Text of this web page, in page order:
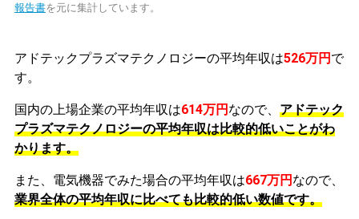
報告書を元に集計しています。
アドテックプラズマテクノロジーの平均年収は526万円 で
す。
国内の上場企業の平均年収は614万円 なので、 アドテック
プラズマテクノロジーの平均年収は比較的低いことがわ
かります。
また、電気機器でみた場合の平均年収は667万円 なので、
業界全体の平均年収に比べても比較的低い数値です。